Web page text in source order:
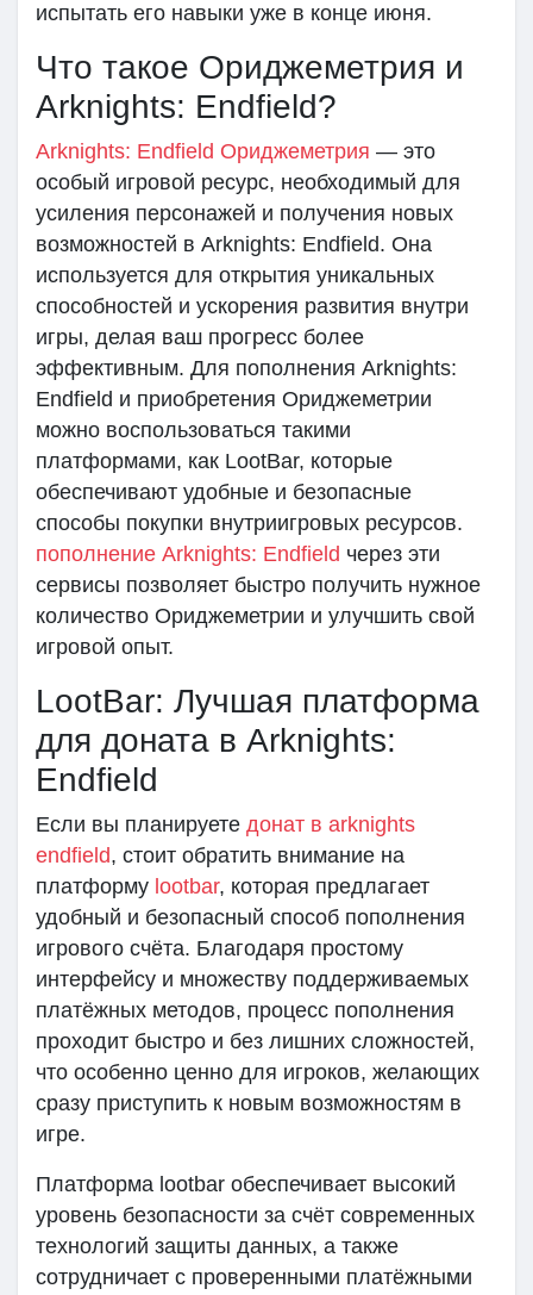
испытать его навыки уже в конце июня.
Что такое Ориджеметрия и
Arknights: Endfield?
Arknights: Endfield Ориджеметрия — это
особый игровой ресурс, необходимый для
усиления персонажей и получения новых
возможностей в Arknights: Endfield. Она
используется для открытия уникальных
способностей и ускорения развития внутри
игры, делая ваш прогресс более
эффективным. Для пополнения Arknights:
Endfield и приобретения Ориджеметрии
можно воспользоваться такими
платформами, как LootBar, которые
обеспечивают удобные и безопасные
способы покупки внутриигровых ресурсов.
пополнение Arknights: Endfield через эти
сервисы позволяет быстро получить нужное
количество Ориджеметрии и улучшить свой
игровой опыт.
LootBar: Лучшая платформа
для доната в Arknights:
Endfield
Если вы планируете донат в arknights
endfield, стоит обратить внимание на
платформу lootbar, которая предлагает
удобный и безопасный способ пополнения
игрового счёта. Благодаря простому
интерфейсу и множеству поддерживаемых
платёжных методов, процесс пополнения
проходит быстро и без лишних сложностей,
что особенно ценно для игроков, желающих
сразу приступить к новым возможностям в
игре.
Платформа lootbar обеспечивает высокий
уровень безопасности за счёт современных
технологий защиты данных, а также
сотрудничает с проверенными платёжными